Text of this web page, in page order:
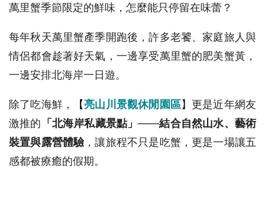
萬里蟹季節限定的鮮味，怎麼能只停留在味蕾？
每年秋天萬里蟹產季開跑後，許多老饕、家庭旅人與
情侶都會趁著好天氣，一邊享受萬里蟹的肥美蟹黃，
一邊安排北海岸一日遊。
除了吃海鮮， 【亮山川景觀休閒園區】更是近年網友
激推的 「北海岸私藏景點」——結合自然山水、藝術
裝置與露營體驗，讓旅程不只是吃蟹，更是一場讓五
感都被療癒的假期。